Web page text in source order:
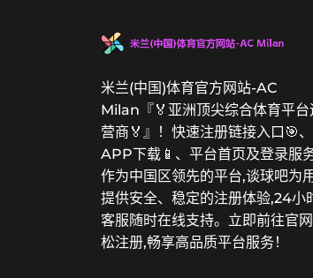
米兰(中国)体育官方网站-AC
Milan『🏅亚洲顶尖综合体育平台
营商🏅』！快速注册链接入口🎯、
APP下载📱、平台首页及登录服务
作为中国区领先的平台,谈球吧为
提供安全、稳定的注册体验,24小
客服随时在线支持。立即前往官
松注册,畅享高品质平台服务！